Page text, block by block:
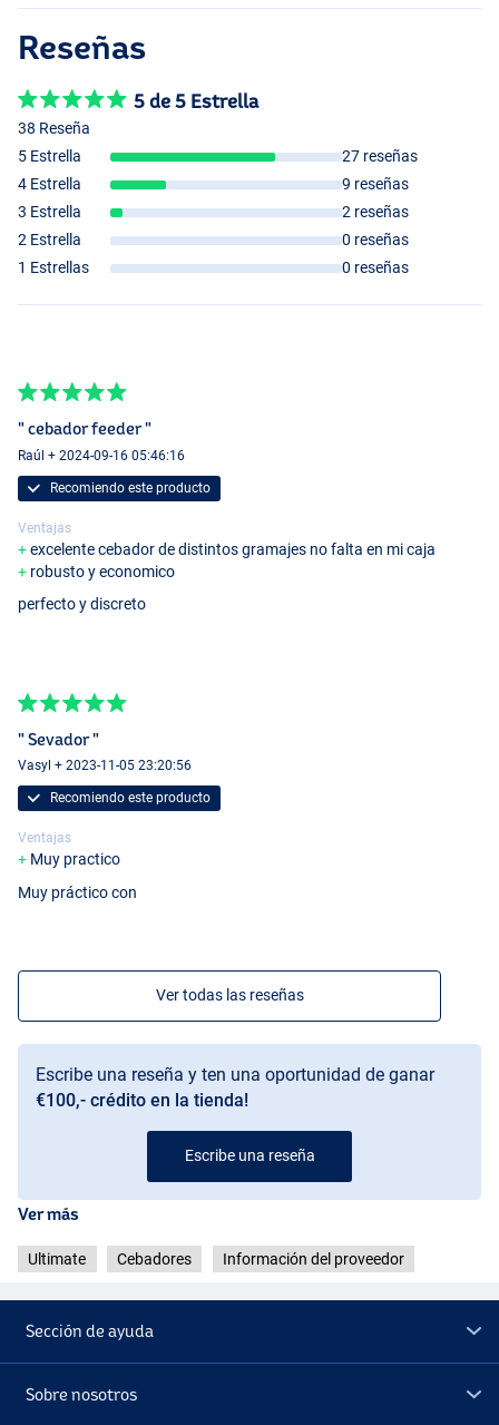
Reseñas
5 de 5 Estrella
38 Reseña
5 Estrella
27 reseñas
4 Estrella
9 reseñas
3 Estrella
2 reseñas
2 Estrella
0 reseñas
1 Estrellas
0 reseñas
" cebador feeder "
Raúl + 2024-09-16 05:46:16
Recomiendo este producto
Ventajas
excelente cebador de distintos gramajes no falta en mi caja
robusto y economico
perfecto y discreto
" Sevador "
Vasyl + 2023-11-05 23:20:56
Recomiendo este producto
Ventajas
Muy practico
Muy práctico con
Ver todas las reseñas
Escribe una reseña y ten una oportunidad de ganar
€100,- crédito en la tienda!
Escribe una reseña
Ver más
Ultimate Cebadores Información del proveedor
Sección de ayuda
Sobre nosotros